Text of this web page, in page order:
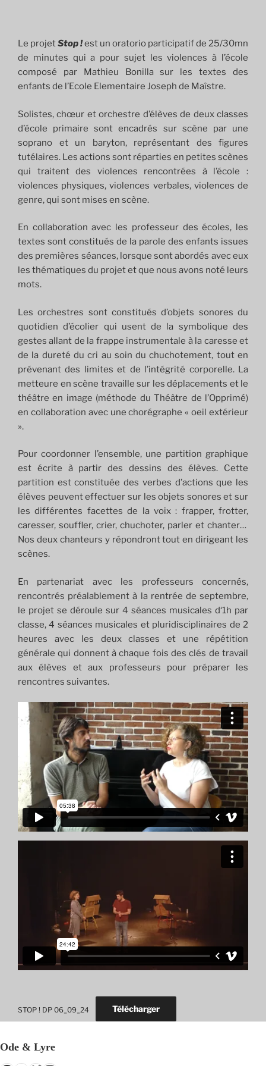
Le projetStop !est un oratorio participatif de 25/30mn
de minutes qui a pour sujet les violences à l’école
composé par Mathieu Bonilla sur les textes des
enfants de l’Ecole Elementaire Joseph de Maîstre.
Solistes, chœur et orchestre d’élèves de deux classes
d’école primaire sont encadrés sur scène par une
soprano et un baryton, représentant des figures
tutélaires. Les actions sont réparties en petites scènes
qui traitent des violences rencontrées à l’école :
violences physiques, violences verbales, violences de
genre, qui sont mises en scène.
En collaboration avec les professeur des écoles, les
textes sont constitués de la parole des enfants issues
des premières séances, lorsque sont abordés avec eux
les thématiques du projet et que nous avons noté leurs
mots.
Les orchestres sont constitués d’objets sonores du
quotidien d’écolier qui usent de la symbolique des
gestes allant de la frappe instrumentale à la caresse et
de la dureté du cri au soin du chuchotement, tout en
prévenant des limites et de l’intégrité corporelle. La
metteure en scène travaille sur les déplacements et le
théâtre en image (méthode du Théâtre de l’Opprimé)
en collaboration avec une chorégraphe « oeil extérieur
».
Pour coordonner l’ensemble, une partition graphique
est écrite à partir des dessins des élèves. Cette
partition est constituée des verbes d’actions que les
élèves peuvent effectuer sur les objets sonores et sur
les différentes facettes de la voix : frapper, frotter,
caresser, souffler, crier, chuchoter, parler et chanter…
Nos deux chanteurs y répondront tout en dirigeant les
scènes.
En partenariat avec les professeurs concernés,
rencontrés préalablement à la rentrée de septembre,
le projet se déroule sur 4 séances musicales d‘1h par
classe, 4 séances musicales et pluridisciplinaires de 2
heures avec les deux classes et une répétition
générale qui donnent à chaque fois des clés de travail
aux élèves et aux professeurs pour préparer les
rencontres suivantes.
STOP ! DP 06_09_24 Télécharger
Ode & Lyre